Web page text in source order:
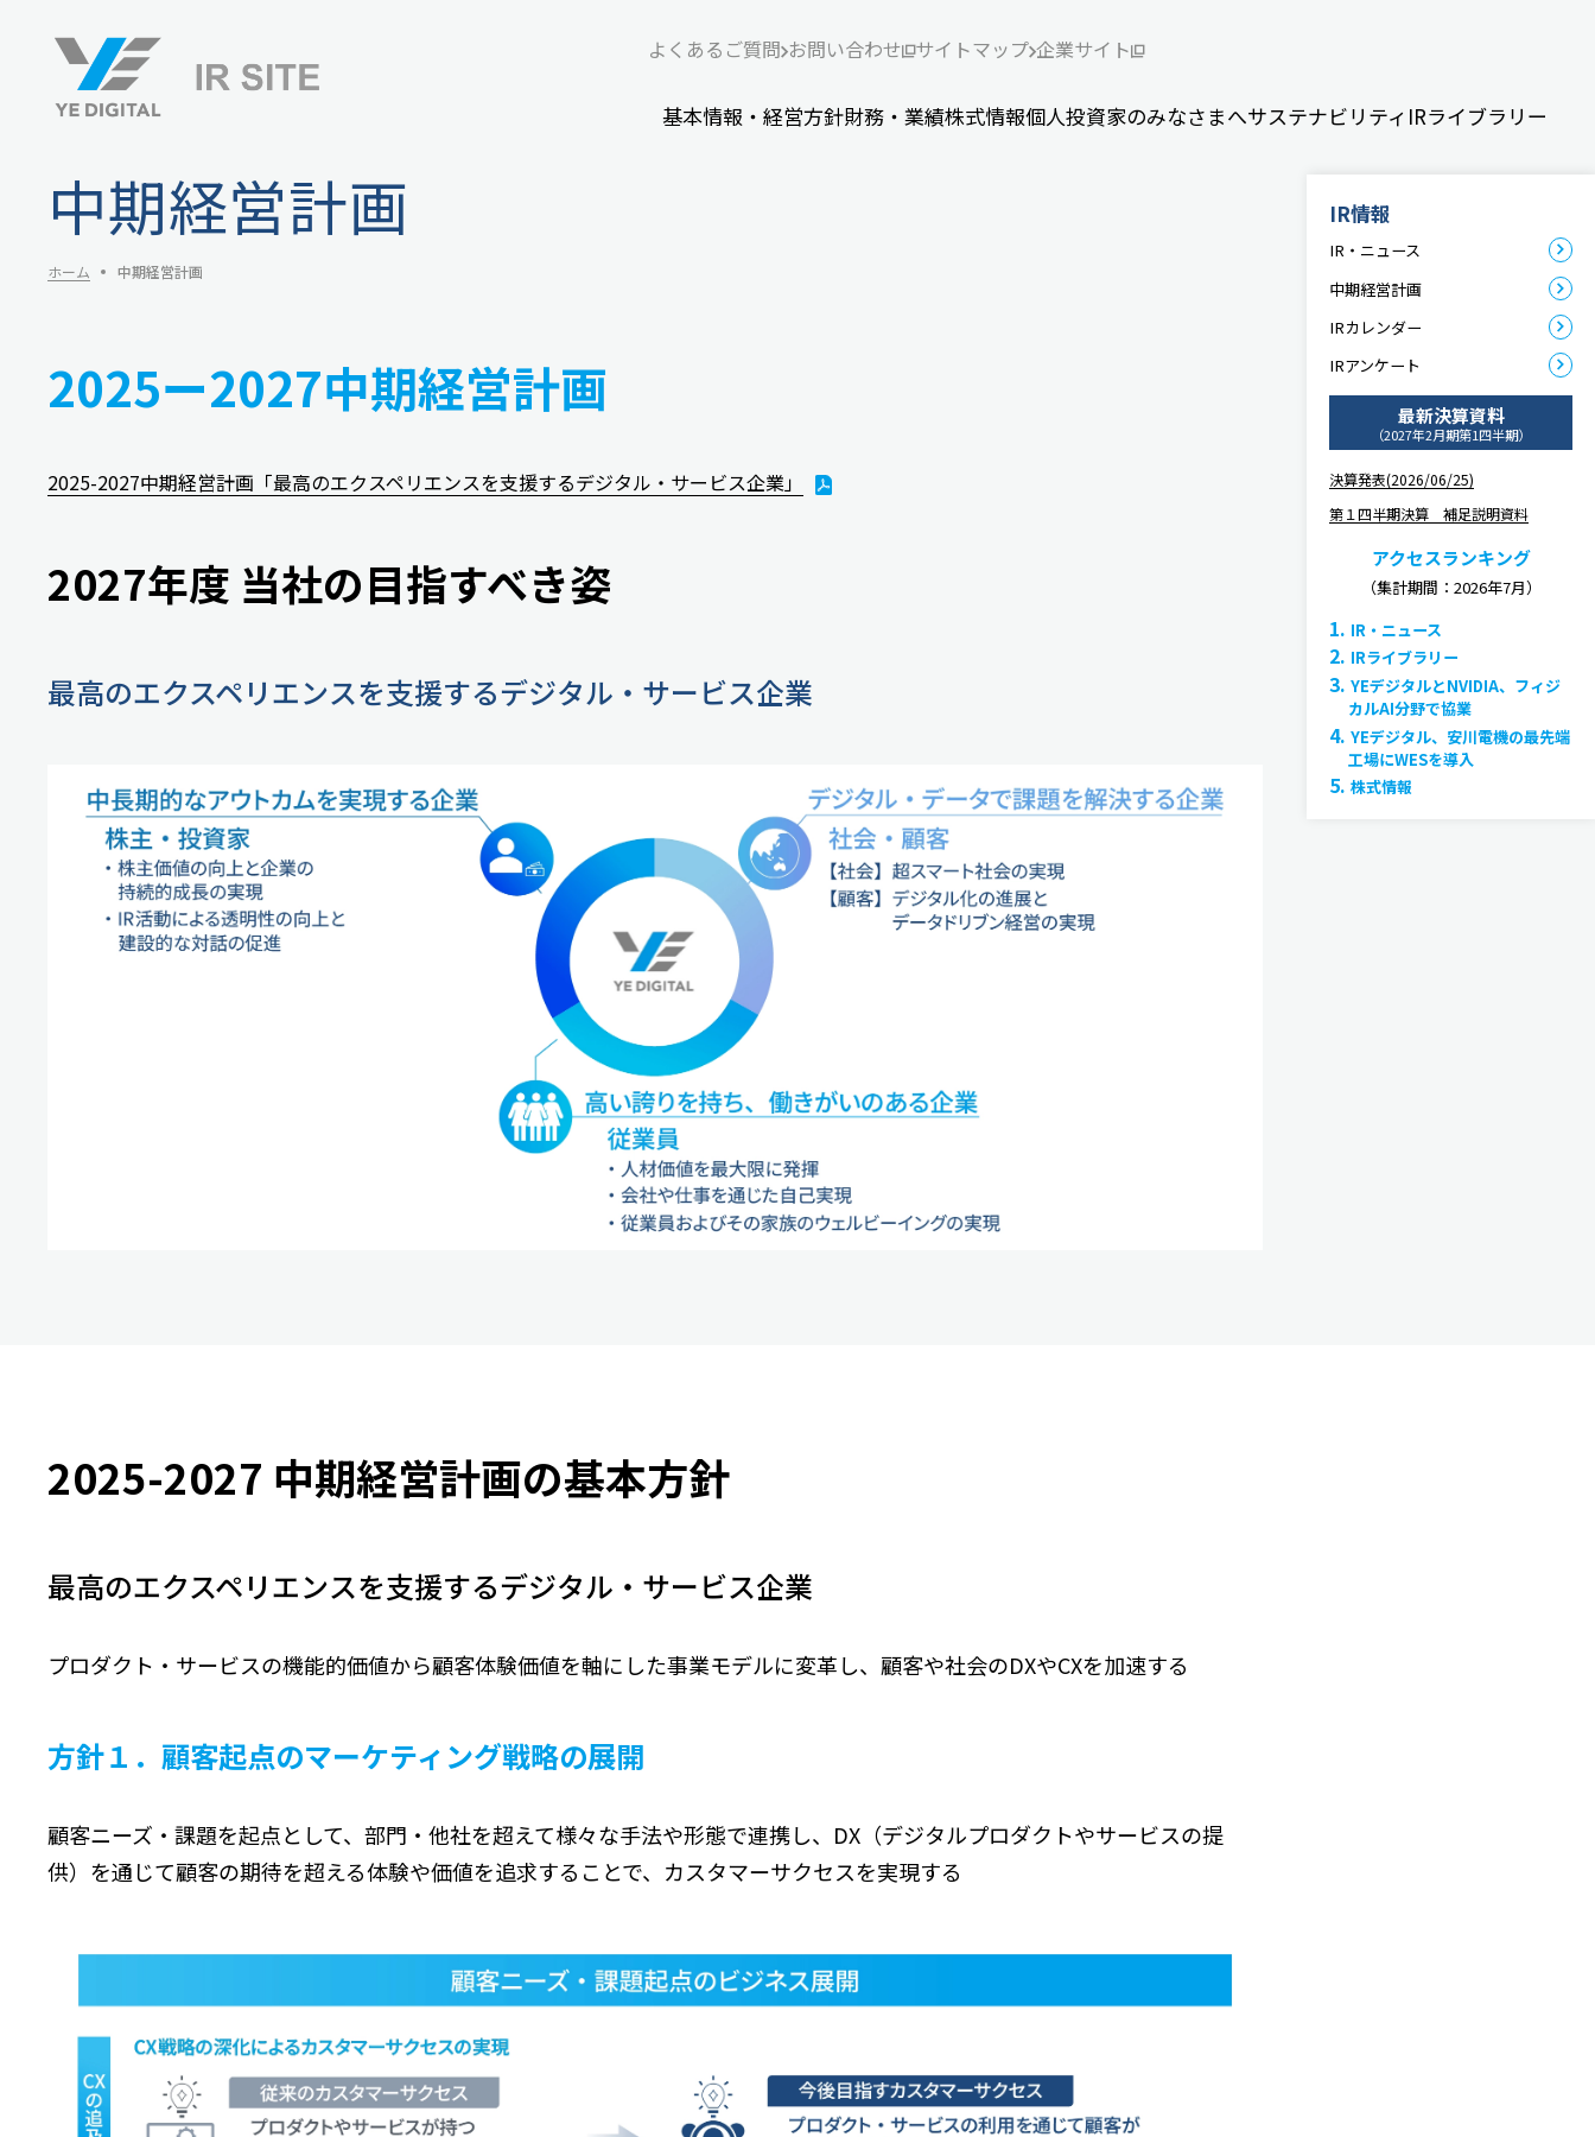
よくあるご質問 お問い合わせ サイトマップ 企業サイト
基本情報・経営方針財務・業績株式情報個人投資家のみなさまへサステナビリティ IRライブラリー
中期経営計画
ホーム 中期経営計画
2025ー2027中期経営計画
2025-2027中期経営計画「最高のエクスペリエンスを支援するデジタル・サービス企業」
2027年度 当社の目指すべき姿
最高のエクスペリエンスを支援するデジタル・サービス企業
2025-2027 中期経営計画の基本方針
最高のエクスペリエンスを支援するデジタル・サービス企業
プロダクト・サービスの機能的価値から顧客体験価値を軸にした事業モデルに変革し、顧客や社会のDXやCXを加速する
方針１．顧客起点のマーケティング戦略の展開
顧客ニーズ・課題を起点として、部門・他社を超えて様々な手法や形態で連携し、DX（デジタルプロダクトやサービスの提
供）を通じて顧客の期待を超える体験や価値を追求することで、カスタマーサクセスを実現する
IR情報
IR・ニュース
中期経営計画
IRカレンダー
IRアンケート
最新決算資料
（2027年2月期第1四半期）
決算発表(2026/06/25)
第１四半期決算 補足説明資料
アクセスランキング
（集計期間：2026年7月）
1. IR・ニュース
2. IRライブラリー
3. YEデジタルとNVIDIA、フィジ
カルAI分野で協業
4. YEデジタル、安川電機の最先端
工場にWESを導入
5. 株式情報